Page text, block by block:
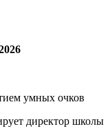
умных очков